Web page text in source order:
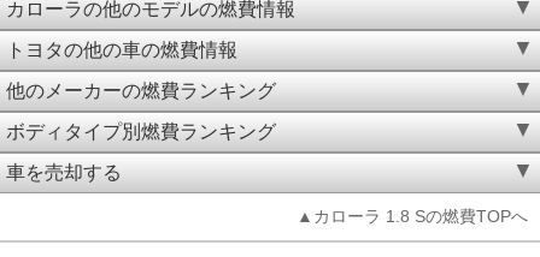
カローラの他のモデルの燃費情報
トヨタの他の車の燃費情報
他のメーカーの燃費ランキング
ボディタイプ別燃費ランキング
車を売却する
▲カローラ 1.8 Sの燃費TOPへ